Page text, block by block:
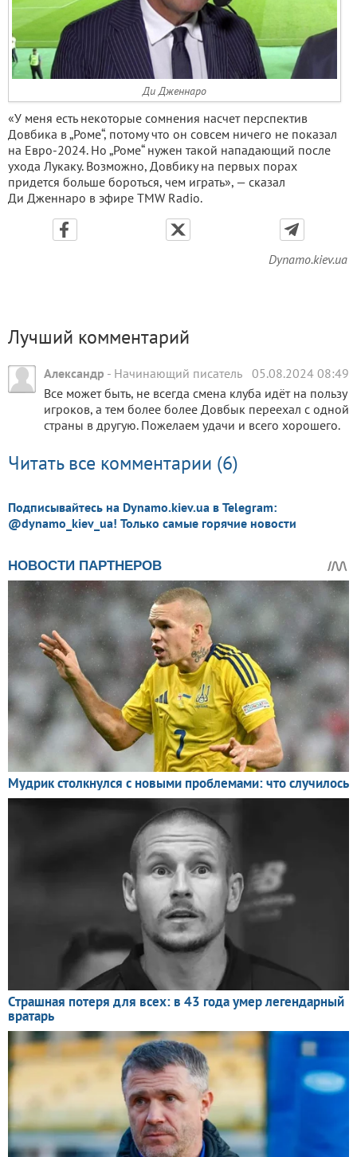
Ди Дженнаро
«У меня есть некоторые сомнения насчет перспектив
Довбика в „Роме“, потому что он совсем ничего не показал
на Евро-2024. Но „Роме“ нужен такой нападающий после
ухода Лукаку. Возможно, Довбику на первых порах
придется больше бороться, чем играть», — сказал
Ди Дженнаро в эфире TMW Radio.
Dynamo.kiev.ua
Лучший комментарий
Александр - Начинающий писатель 05.08.2024 08:49
Все может быть, не всегда смена клуба идёт на пользу
игроков, а тем более более Довбык переехал с одной
страны в другую. Пожелаем удачи и всего хорошего.
Читать все комментарии (6)
Подписывайтесь на Dynamo.kiev.ua в Telegram:
@dynamo_kiev_ua! Только самые горячие новости